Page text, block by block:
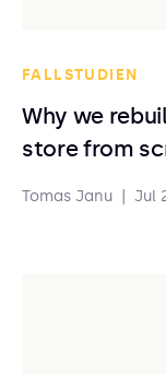
FALLSTUDIEN
Why we
store from
Tomas Janu Jul